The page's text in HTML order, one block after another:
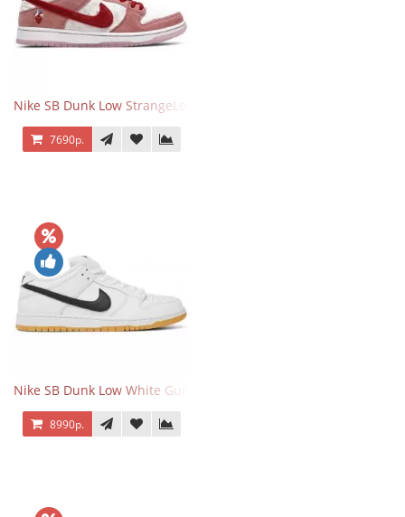
Nike SB Dunk Low StrangeLove Valentine's Day
7690р.
Nike SB Dunk Low White Gum
8990р.